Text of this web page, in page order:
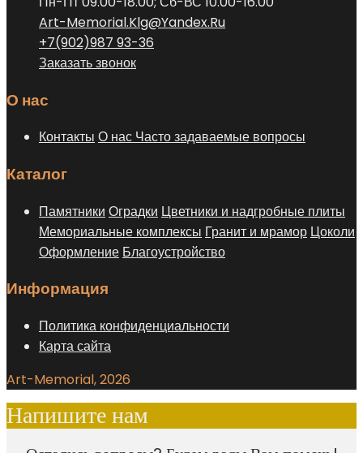
странице
товара.
Art-Memorial.Klg@Yandex.Ru
+7(902)987 93-36
Заказать звонок
О нас
Контакты О нас Часто задаваемые вопросы
Каталог
Памятники Оградки Цветники и надгробные плиты
Мемориальные комплексы Гранит и мрамор Цоколи
Оформление Благоустройство
Информация
Политика конфиденциальности
Карта сайта
Art-Memorial, 2026
Напишите нам